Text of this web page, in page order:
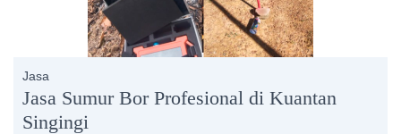
Jasa
Jasa Sumur Bor Profesional di Kuantan
Singingi